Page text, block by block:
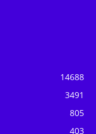
14688
3491
805
403